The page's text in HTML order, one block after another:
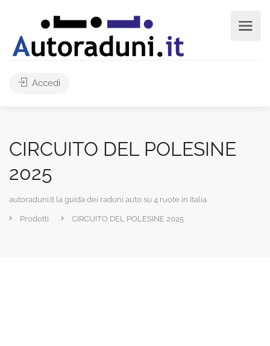
Accedi
CIRCUITO DEL POLESINE
2025
autoraduni.it la guida dei raduni auto su 4 ruote in Italia
Prodotti CIRCUITO DEL POLESINE 2025